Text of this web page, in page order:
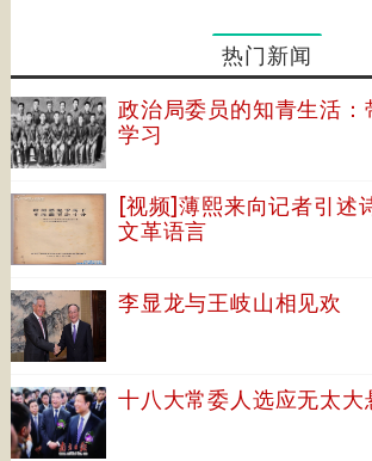
热门新闻
政治局委员的知青生活：
学习
[视频]薄熙来向记者引述
文革语言
李显龙与王岐山相见欢
十八大常委人选应无太大